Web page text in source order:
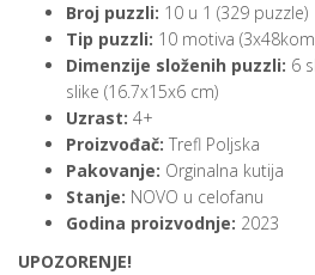
Broj puzzli: 10 u 1 (329 puzzle)
Tip puzzli: 10 motiva
Dimenzije složenih puzzli: 6
slike (16.7x15x6 cm)
Uzrast: 4+
Proizvođač: Trefl Poljska
Pakovanje: Orginalna kutija
Stanje: NOVO u celofanu
Godina proizvodnje: 2023
UPOZORENJE!